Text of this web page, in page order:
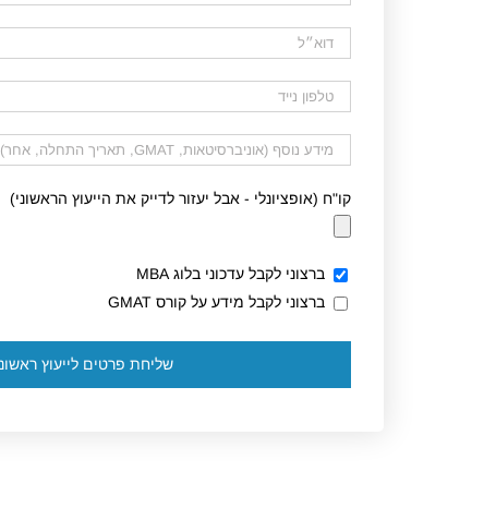
קו"ח (אופציונלי - אבל יעזור לדייק את הייעוץ הראשוני)
ברצוני לקבל עדכוני בלוג MBA
ברצוני לקבל מידע על קורס GMAT